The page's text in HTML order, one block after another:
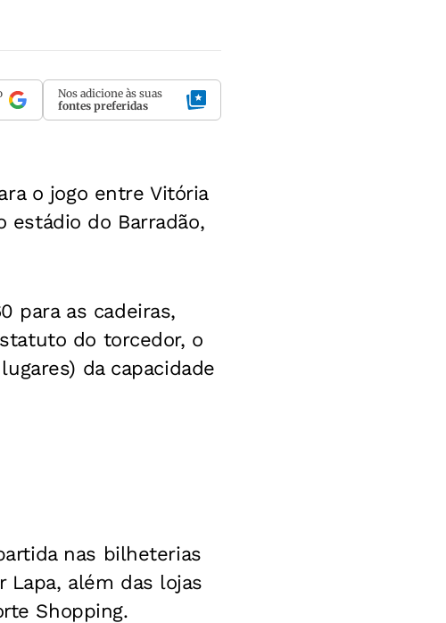
Nos adicione às suas
fontes preferidas
o jogo entre Vitória
estádio do Barradão,
para as cadeiras,
do torcedor, o
da capacidade
nas bilheterias
Lapa, além das lojas
Shopping.